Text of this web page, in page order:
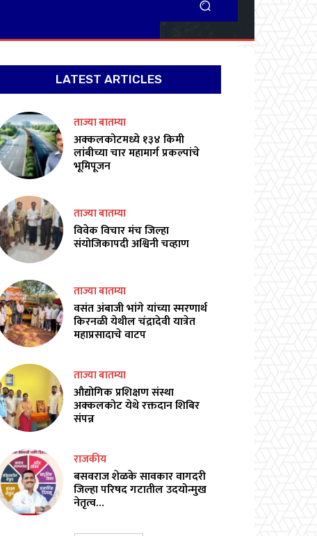
LATEST ARTICLES
ताज्या बातम्या
अक्कलकोटमध्ये १३४ किमी
लांबीच्या चार महामार्ग प्रकल्पांचे
भूमिपूजन
ताज्या बातम्या
विवेक विचार मंच जिल्हा
संयोजिकापदी अश्विनी चव्हाण
ताज्या बातम्या
वसंत अंबाजी भांगे यांच्या स्मरणार्थ
किरनळी येथील चंद्रादेवी यात्रेत
महाप्रसादाचे वाटप
ताज्या बातम्या
औद्योगिक प्रशिक्षण संस्था
अक्कलकोट येथे रक्तदान शिबिर
संपन्न
राजकीय
बसवराज शेळके सावकार वागदरी
जिल्हा परिषद गटातील उदयोन्मुख
नेतृत्व…